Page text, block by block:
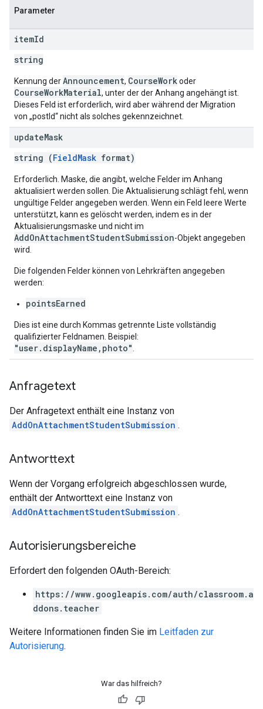
Parameter
itemId
string
Kennung derAnnouncement, CourseWorkoder
CourseWorkMaterial, unter der der Anhang angehängt ist.
Dieses Feld ist erforderlich, wird aber während der Migration
von „postId“ nicht als solches gekennzeichnet.
updateMask
string (FieldMask format)
Erforderlich. Maske, die angibt, welche Felder im Anhang
aktualisiert werden sollen. Die Aktualisierung schlägt fehl, wenn
ungültige Felder angegeben werden. Wenn ein Feld leere Werte
unterstützt, kann es gelöscht werden, indem es in der
Aktualisierungsmaske und nicht im
AddOnAttachmentStudentSubmission-Objekt angegeben
wird.
Die folgenden Felder können von Lehrkräften angegeben
werden:
pointsEarned
Dies ist eine durch Kommas getrennte Liste vollständig
qualifizierter Feldnamen. Beispiel:
"user.displayName,photo"
Anfragetext
Der Anfragetext enthält eine Instanz von
AddOnAttachmentStudentSubmission .
Antworttext
Wenn der Vorgang erfolgreich abgeschlossen wurde,
enthält der Antworttext eine Instanz von
AddOnAttachmentStudentSubmission .
Autorisierungsbereiche
Erfordert den folgenden OAuth-Bereich:
https://www.googleapis.com/auth/classroom.a
ddons.teacher
Weitere Informationen finden Sie im Leitfaden zur
Autorisierung.
War das hilfreich?